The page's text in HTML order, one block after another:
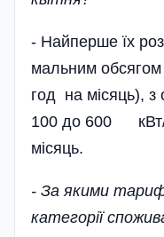
- Найперше їх
мальним
год на місяць), з
100 до 600 кВт/
місяць.
- За якими
категорії